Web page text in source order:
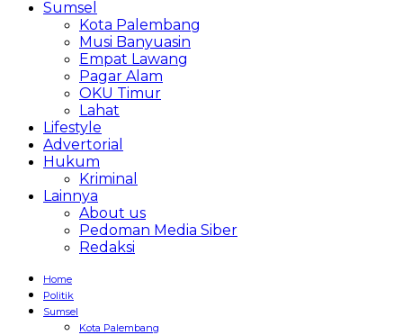
Sumsel
Kota Palembang
Musi Banyuasin
Empat Lawang
Pagar Alam
OKU Timur
Lahat
Lifestyle
Advertorial
Hukum
Kriminal
Lainnya
About us
Pedoman Media Siber
Redaksi
Home
Politik
Sumsel
Kota Palembang